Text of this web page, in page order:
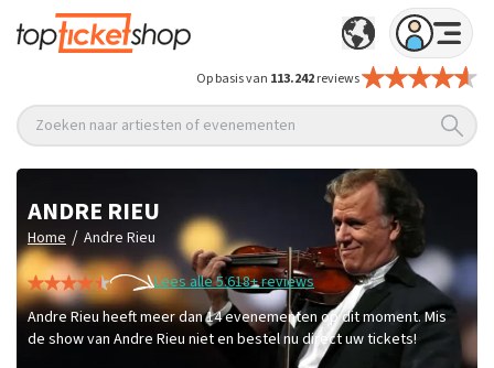
Op basis van 113.242reviews
Zoeken naar artiesten of evenementen
ANDRE RIEU
Home / Andre Rieu
Lees alle 5.618+ reviews
Andre Rieu heeft meer dan 14 evenementen op dit moment. Mis
de show van Andre Rieu niet en bestel nu direct uw tickets!